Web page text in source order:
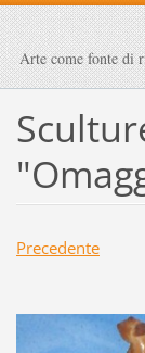
Arte come fonte di
Precedente